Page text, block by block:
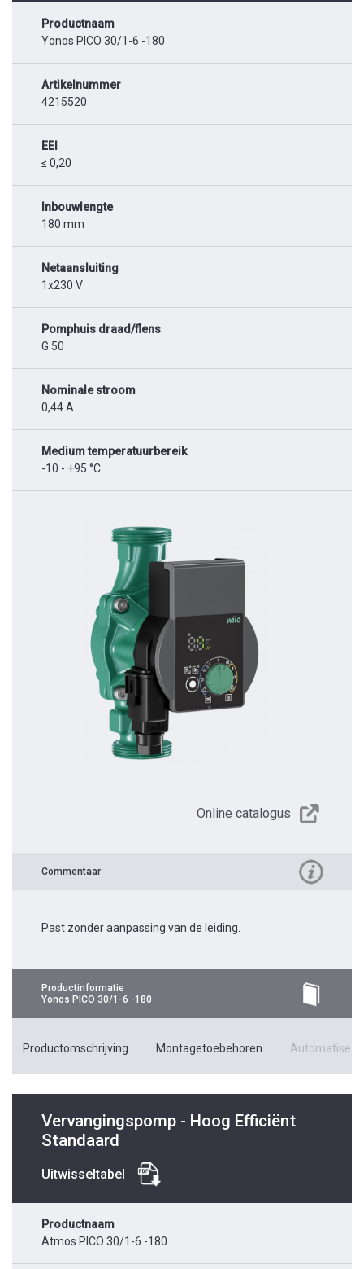
Productnaam
Yonos PICO 30/1-6 -180
Artikelnummer
4215520
EEI
≤ 0,20
Inbouwlengte
180 mm
Netaansluiting
1x230 V
Pomphuis draad/flens
G 50
Nominale stroom
0,44 A
Medium temperatuurbereik
-10 - +95 °C
Online catalogus
Commentaar
Past zonder aanpassing van de leiding.
Productinformatie
Yonos PICO 30/1-6 -180
Productomschrijving Montagetoebehoren
Vervangingspomp - Hoog Efficiënt
Standaard
Uitwisseltabel
Productnaam
Atmos PICO 30/1-6 -180